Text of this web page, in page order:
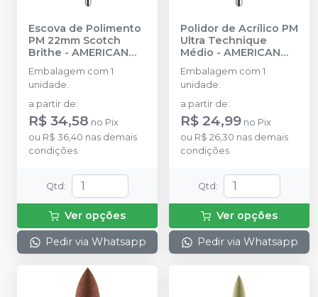
Escova de Polimento
PM 22mm Scotch
Brithe - AMERICAN
BURRS
Embalagem com 1
unidade.
a partir de:
R$ 34,58 no Pix
ou R$ 36,40 nas demais
condições
Qtd :
Ver opções
Pedir via Whatsapp
Polidor de Acrílico PM
Ultra Technique
Médio - AMERICAN
BURRS
Embalagem com 1
unidade.
a partir de:
R$ 24,99 no Pix
ou R$ 26,30 nas demais
condições
Qtd :
Ver opções
Pedir via Whatsapp